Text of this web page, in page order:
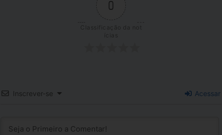
0
Classificação da not
Inscrever-se Acessar